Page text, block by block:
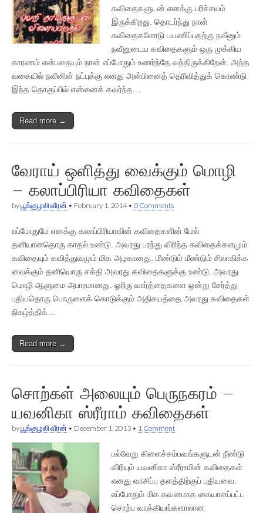
கவிதைகளுடன் எனக்கு பரிச்சயம்
இருக்கிறது. தொடர்ந்து நான்
கவிதைகளோடு பயணிப்பதற்கு நவீனும்
நவீனுடைய கவிதைகளும் ஒரு முக்கிய
காரணம் என்பதையும் நான் எப்போதும் உணர்ந்தே வந்திருக்கிறேன். அந்த
வகையில் நவீனின் நட்புக்கு எனது அன்பினைத் தெரிவித்துக் கொண்டு
இந்த தொகுப்பில் என்னைக் கவர்ந்த…
Read more →
வேராய் ஒளித்து வைக்கும் மொழி
– கலாப்பிரியா கவிதைகள்
byபூங்குழலி வீரன் • February 1, 2014• 0 Comments
எப்போதுமே எனக்கு கலாப்பிரியாவின் கவிதைகளின் மேல்
தனியானதொரு காதல் உண்டு. அவரது பரந்து விரிந்த கவிதைக்களமும்
கவிதையும் கவித்துவமும் மிக அழகானது. மீண்டும் மீண்டும் சிலாகிக்க
வைக்கும் தனியொரு சக்தி அவரது கவிதைகளுக்கு உண்டு. அவரது
மொழி ஆளுமை அபாரமானது. ஓரிரு வார்த்தைகளை ஒன்று சேர்த்து
புதியதொரு பொருளைக் கொடுக்கும் அதிசயத்தை அவரது கவிதைகள்
நிகழ்த்திக்…
Read more →
சொற்கள் அலையும் பெருநகரம் –
யவனிகா ஸ்ரீராம் கவிதைகள்
byபூங்குழலி வீரன் • December 1, 2013 • 1 Comment
பல்வேறு கிளைச்சம்பவங்களுடன் நீண்டு
விரியும் யவனிகா ஸ்ரீராமின் கவிதைகள்
எனது வாசிப்பு தளத்திற்குப் புதியவை.
எப்போதும் மிக கவனமாக கையாளப்பட்ட
சொற்ப வாக்கியங்களாலான